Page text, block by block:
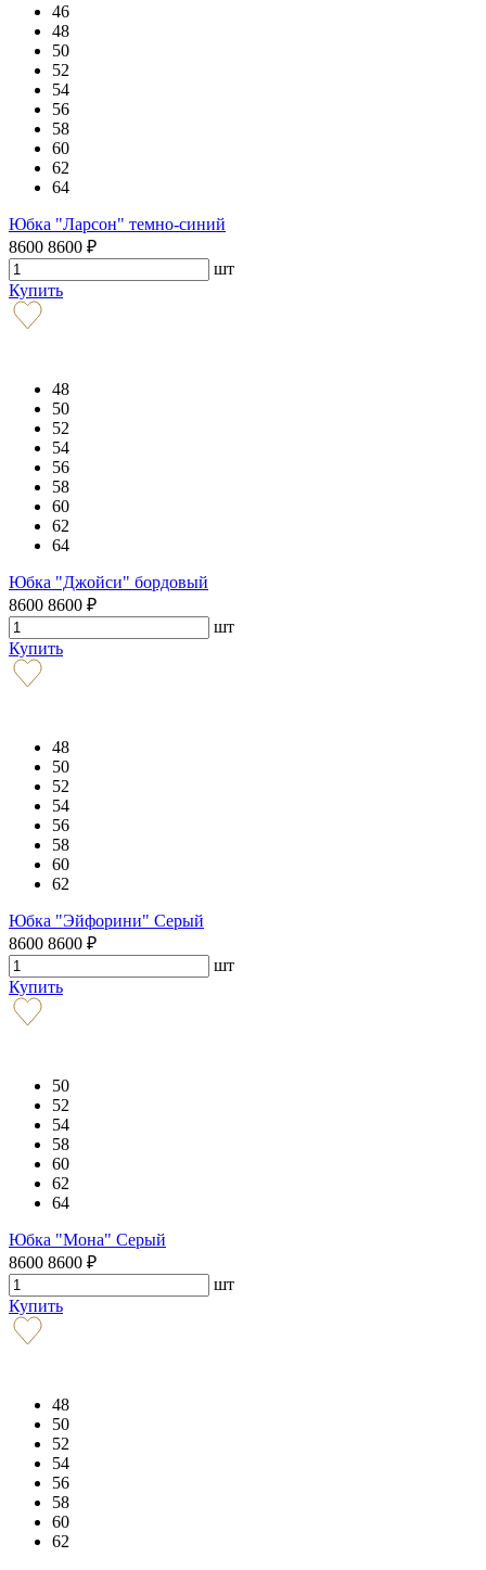
46
48
50
52
54
56
58
60
62
64
Юбка "Ларсон" темно-синий
8600 8600 ₽
шт
Купить
48
50
52
54
56
58
60
62
64
Юбка "Джойси" бордовый
8600 8600 ₽
шт
Купить
48
50
52
54
56
58
60
62
Юбка "Эйфорини" Серый
8600 8600 ₽
шт
Купить
50
52
54
58
60
62
64
Юбка "Мона" Серый
8600 8600 ₽
шт
Купить
48
50
52
54
56
58
60
62